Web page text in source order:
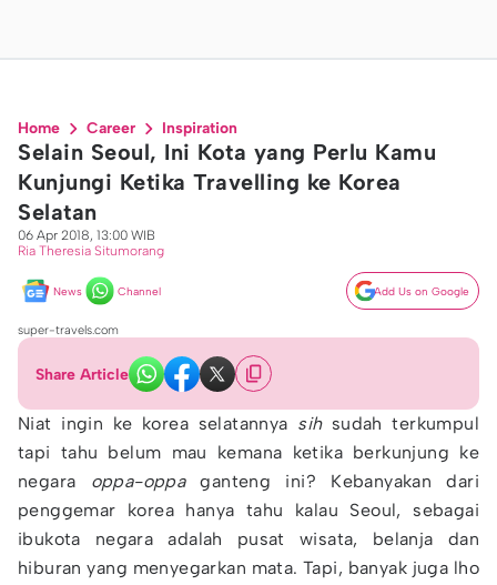
Home Career Inspiration
Selain Seoul, Ini Kota yang Perlu Kamu
Kunjungi Ketika Travelling ke Korea
Selatan
06 Apr 2018, 13:00 WIB
Ria Theresia Situmorang
News Channel Add Us on Google
super-travels.com
Share Article
Niat ingin ke korea selatannya sihsudah terkumpul
tapi tahu belum mau kemana ketika berkunjung ke
negara oppa-oppaganteng ini? Kebanyakan dari
penggemar korea hanya tahu kalau Seoul, sebagai
ibukota negara adalah pusat wisata, belanja dan
hiburan yang menyegarkan mata. Tapi, banyak juga lho